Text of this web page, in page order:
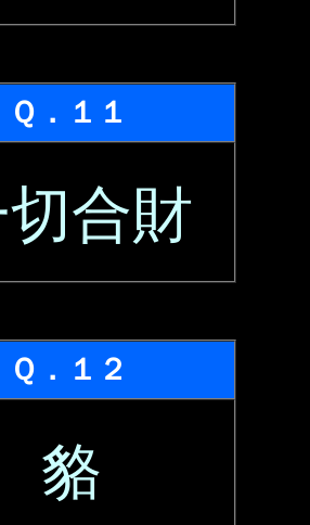
Ｑ．１１
合財
Ｑ．１２
貉